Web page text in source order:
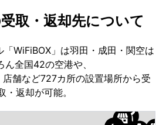
取・返却先について
WiFiBOX」は羽田・成田・関空は
ん全国42の空港や、
舗など727カ所の設置場所から受
・返却が可能。